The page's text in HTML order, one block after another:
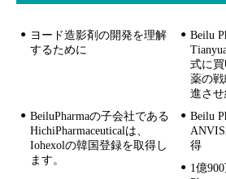
ヨード造影剤の開発を理解
するために
Beilu
式に
薬の
進さ
BeiluPharmaの子会社である
HichiPharmaceuticalは、
Iohexolの韓国登録を取得し
ます。
Beilu
得
1億